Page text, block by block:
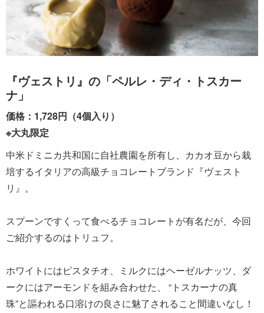
『ヴェストリ』の「ペルレ・ディ・トスカー
ナ」
価格：1,728円（4個入り）
※大丸限定
中米ドミニカ共和国に自社農園を所有し、カカオ豆から栽
培するイタリアの高級チョコレートブランド『ヴェスト
リ』。
スプーンですくって食べるチョコレートが有名だが、今回
ご紹介するのはトリュフ。
ホワイトにはピスタチオ、ミルクにはヘーゼルナッツ、ダ
ークにはアーモンドを組み合わせた、 “トスカーナの真
珠”と謳われる口溶けの良さに魅了されること間違いなし！